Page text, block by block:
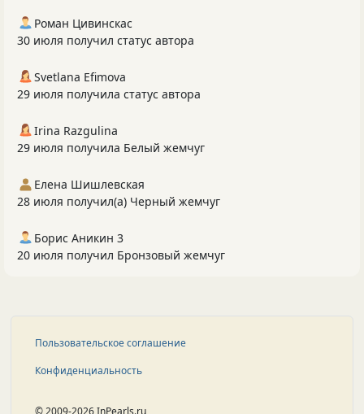
Роман Цивинскас
30 июля получил статус автора
Svetlana Efimova
29 июля получила статус автора
Irina Razgulina
29 июля получила Белый жемчуг
Елена Шишлевская
28 июля получил(а) Черный жемчуг
Борис Аникин 3
20 июля получил Бронзовый жемчуг
Пользовательское соглашение
Конфиденциальность
© 2009-2026 InPearls.ru